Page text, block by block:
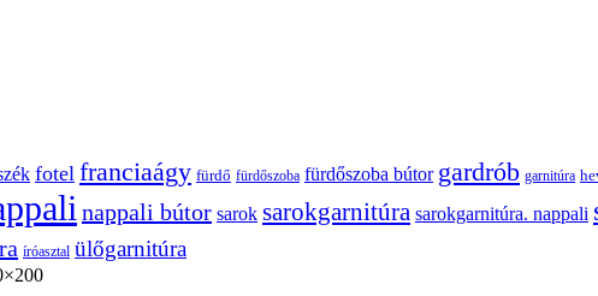
fotel franciaágy fürdő fürdőszoba fürdőszoba bútor gardrób garnitúra
nappali bútor sarok sarokgarnitúra sarokgarnitúra. nappali
íróasztal ülőgarnitúra